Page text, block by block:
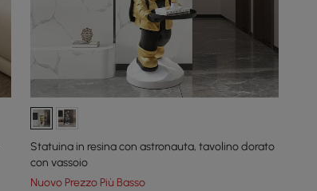
Statuina in resina con astronauta, tavolino dorato
con vassoio
Nuovo Prezzo Più Basso